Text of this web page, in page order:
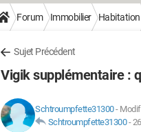
Forum Immobilier Habitation
Sujet Précédent
Vigik supplémentaire :
Schtroumpfette31300-
Schtroumpfette31300-